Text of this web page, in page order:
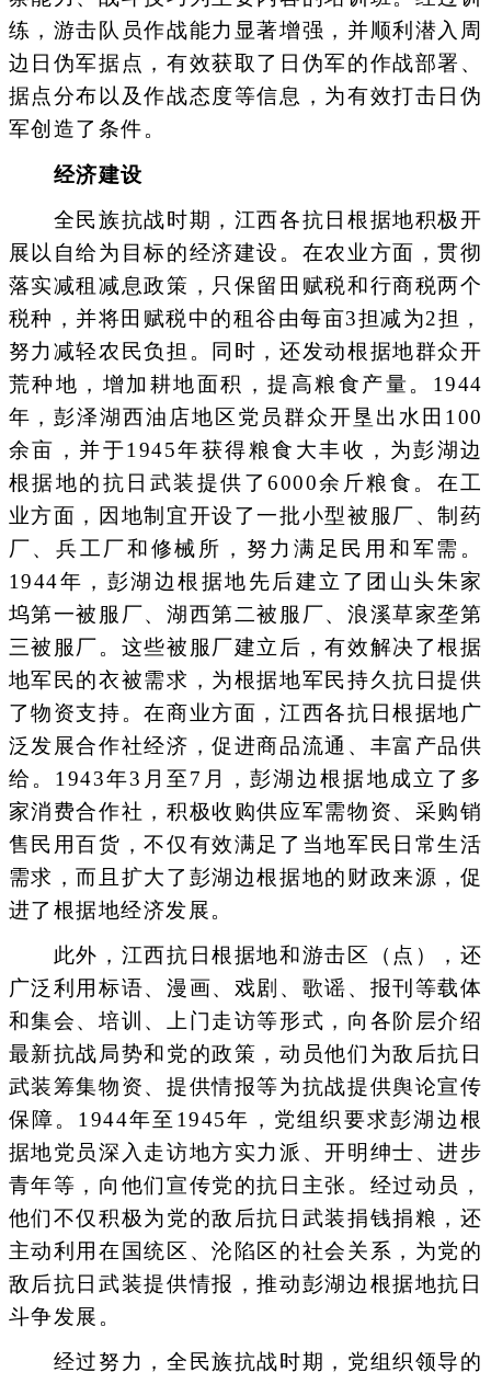
练，游击队员作战能力显著增强，并顺利潜入周
边日伪军据点，有效获取了日伪军的作战部署、
据点分布以及作战态度等信息，为有效打击日伪
军创造了条件。
经济建设
全民族抗战时期，江西各抗日根据地积极开
展以自给为目标的经济建设。在农业方面，贯彻
落实减租减息政策，只保留田赋税和行商税两个
税种，并将田赋税中的租谷由每亩3担减为2担，
努力减轻农民负担。同时，还发动根据地群众开
荒种地，增加耕地面积，提高粮食产量。1944
年，彭泽湖西油店地区党员群众开垦出水田100
余亩，并于1945年获得粮食大丰收，为彭湖边
根据地的抗日武装提供了6000余斤粮食。在工
业方面，因地制宜开设了一批小型被服厂、制药
厂、兵工厂和修械所，努力满足民用和军需。
1944年，彭湖边根据地先后建立了团山头朱家
坞第一被服厂、湖西第二被服厂、浪溪草家垄第
三被服厂。这些被服厂建立后，有效解决了根据
地军民的衣被需求，为根据地军民持久抗日提供
了物资支持。在商业方面，江西各抗日根据地广
泛发展合作社经济，促进商品流通、丰富产品供
给。1943年3月至7月，彭湖边根据地成立了多
家消费合作社，积极收购供应军需物资、采购销
售民用百货，不仅有效满足了当地军民日常生活
需求，而且扩大了彭湖边根据地的财政来源，促
进了根据地经济发展。
此外，江西抗日根据地和游击区（点），还
广泛利用标语、漫画、戏剧、歌谣、报刊等载体
和集会、培训、上门走访等形式，向各阶层介绍
最新抗战局势和党的政策，动员他们为敌后抗日
武装筹集物资、提供情报等为抗战提供舆论宣传
保障。1944年至1945年，党组织要求彭湖边根
据地党员深入走访地方实力派、开明绅士、进步
青年等，向他们宣传党的抗日主张。经过动员，
他们不仅积极为党的敌后抗日武装捐钱捐粮，还
主动利用在国统区、沦陷区的社会关系，为党的
敌后抗日武装提供情报，推动彭湖边根据地抗日
斗争发展。
经过努力，全民族抗战时期，党组织领导的